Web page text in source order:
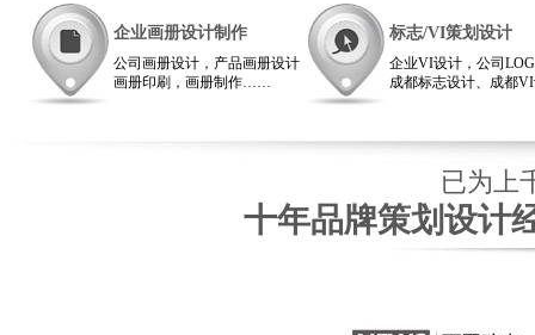
企业画册设计制作
公司画册设计，产品画册设计
画册印刷，画册制作……
标志/VI策划设计
企业VI设计，公司
成都标志设计、成都
雄厚
已为上
十年品牌策划设计